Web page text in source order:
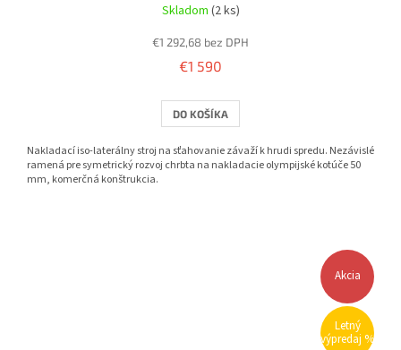
Skladom (2 ks)
€1 292,68 bez DPH
€1 590
DO KOŠÍKA
Nakladací iso-laterálny stroj na sťahovanie závaží k hrudi spredu. Nezávislé
ramená pre symetrický rozvoj chrbta na nakladacie olympijské kotúče 50
mm, komerčná konštrukcia.
Akcia
Letný
výpredaj %